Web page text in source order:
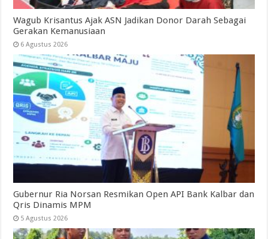
Wagub Krisantus Ajak ASN Jadikan Donor Darah Sebagai
Gerakan Kemanusiaan
6 Agustus 2026
Gubernur Ria Norsan Resmikan Open API Bank Kalbar dan
Qris Dinamis MPM
5 Agustus 2026